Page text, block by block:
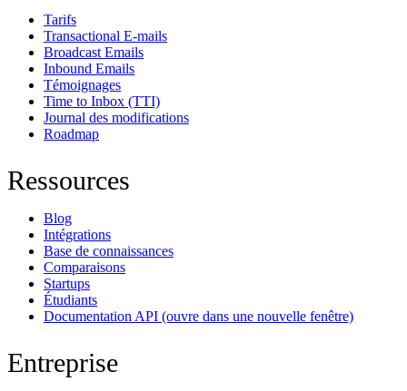
Tarifs
Transactional E-mails
Broadcast Emails
Inbound Emails
Témoignages
Time to Inbox (TTI)
Journal des modifications
Roadmap
Ressources
Blog
Intégrations
Base de connaissances
Comparaisons
Startups
Étudiants
Documentation API (ouvre dans une nouvelle fenêtre)
Entreprise